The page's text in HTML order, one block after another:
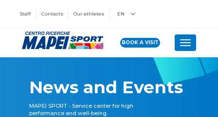
Staff Contacts Our athletes EN
BOOK A VISIT Toggle
News and Events
MAPEI SPORT - Service center for high
performance and well-being.